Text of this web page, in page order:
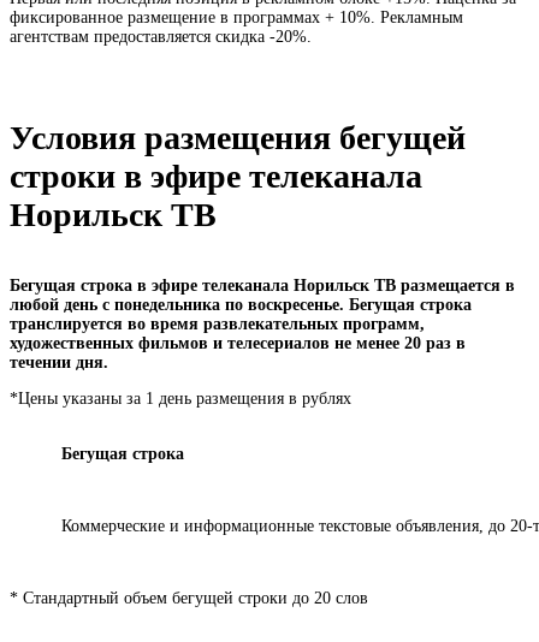
фиксированное размещение в программах + 10%. Рекламным
агентствам предоставляется скидка -20%.
Условия размещения бегущей
строки в эфире телеканала
Норильск ТВ
Бегущая строка в эфире телеканала Норильск ТВ размещается в
любой день с понедельника по воскресенье. Бегущая строка
транслируется во время развлекательных программ,
художественных фильмов и телесериалов не менее 20 раз в
течении дня.
*Цены указаны за 1 день размещения в рублях
Бегущая строка
Коммерческие и информационные текстовые объявления, до 20-
* Стандартный объем бегущей строки до 20 слов